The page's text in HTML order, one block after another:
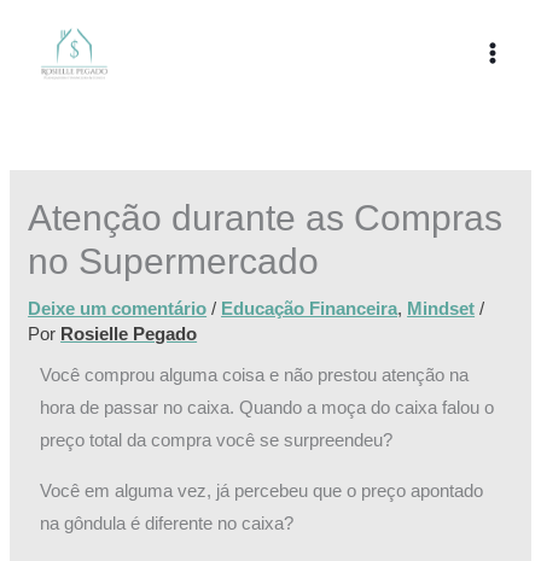
Atenção durante as Compras
no Supermercado
Deixe um comentário / Educação Financeira, Mindset /
Por Rosielle Pegado
Você comprou alguma coisa e não prestou atenção na
hora de passar no caixa. Quando a moça do caixa falou o
preço total da compra você se surpreendeu?
Você em alguma vez, já percebeu que o preço apontado
na gôndula é diferente no caixa?